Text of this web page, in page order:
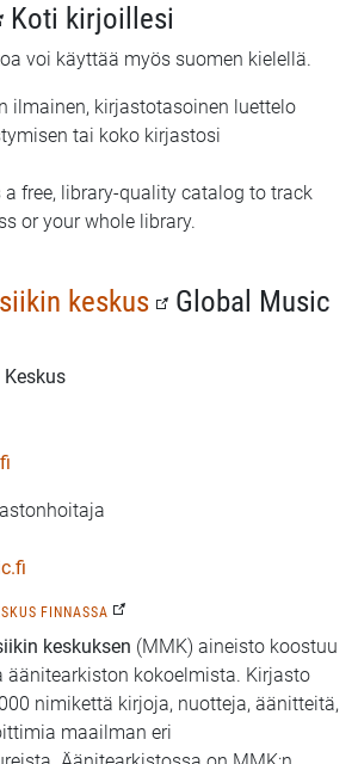
Koti kirjoillesi
voi käyttää myös suomen kielellä.
ilmainen, kirjastotasoinen luettelo
tai koko kirjastosi
a free, library-quality catalog to track
or your whole library.
keskus
Global Music
FINNASSA
keskuksen (MMK) aineisto koostuu
äänitearkiston kokoelmista. Kirjasto
nimikettä kirjoja, nuotteja, äänitteitä,
maailman eri